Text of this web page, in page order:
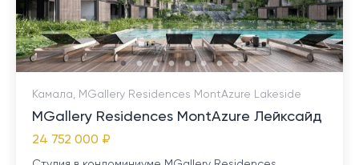
Камала, MGallery Residences MontAzure Lakeside
MGallery Residences MontAzure Лейксайд
24 752 000 ₽